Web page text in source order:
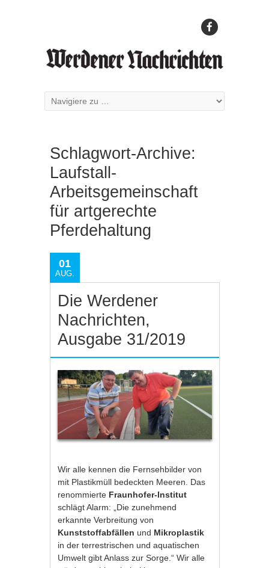
Schlagwort-Archive:
Laufstall-
Arbeitsgemeinschaft
für artgerechte
Pferdehaltung
01
AUG.
Die Werdener
Nachrichten,
Ausgabe 31/2019
Wir alle kennen die Fernsehbilder von
mit Plastikmüll bedeckten Meeren. Das
renommierte Fraunhofer-Institut
schlägt Alarm: „Die zunehmend
erkannte Verbreitung von
Kunststoffabfällen und Mikroplastik
in der terrestrischen und aquatischen
Umwelt gibt Anlass zur Sorge.“ Wir alle